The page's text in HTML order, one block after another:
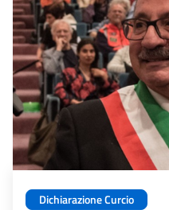
Dichiarazione Curcio